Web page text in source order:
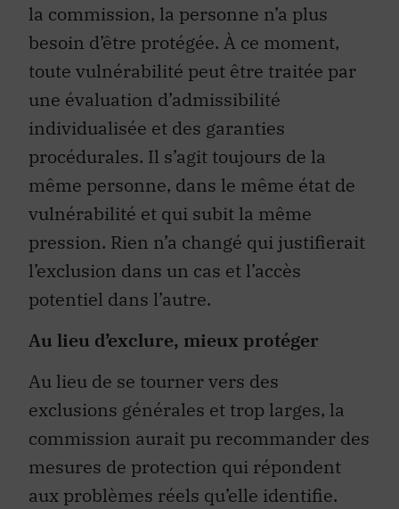
la commission, la personne n’a plus
besoin d’être protégée. À ce moment,
toute vulnérabilité peut être traitée par
une évaluation d’admissibilité
individualisée et des garanties
procédurales. Il s’agit toujours de la
même personne, dans le même état de
vulnérabilité et qui subit la même
pression. Rien n’a changé qui justifierait
l’exclusion dans un cas et l’accès
potentiel dans l’autre.
Au lieu d’exclure, mieux protéger
Au lieu de se tourner vers des
exclusions générales et trop larges, la
commission aurait pu recommander des
mesures de protection qui répondent
aux problèmes réels qu’elle identifie.